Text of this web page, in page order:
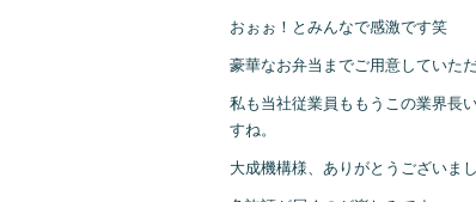
おぉぉ！とみんなで感激です笑
豪華なお弁当までご用意していた
私も当社従業員ももうこの業界長
すね。
大成機構様、ありがとうございま